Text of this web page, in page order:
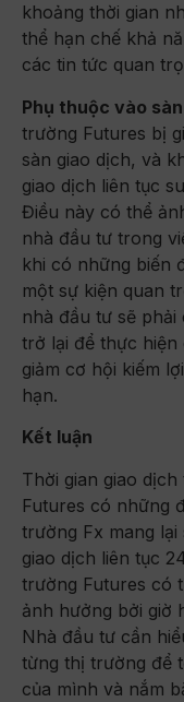
khoảng thời gian
thể hạn chế khả
các tin tức quan
Phụ thuộc vào
trường Futures bị
sàn giao dịch, và
giao dịch liên tục
Điều này có thể
nhà đầu tư trong
khi có những biến
một sự kiện quan
nhà đầu tư sẽ
trở lại để thực hiện
giảm cơ hội kiếm
hạn.
Kết luận
Thời gian giao
Futures có những
trường Fx mang
giao dịch liên tục
trường Futures có
ảnh hưởng bởi giờ
Nhà đầu tư cần
từng thị trường để
của mình và nắm